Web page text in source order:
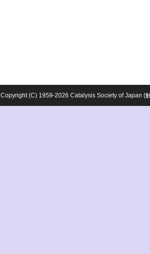
Copyright (C) 1959-2026 Catalysis Society of Japan (